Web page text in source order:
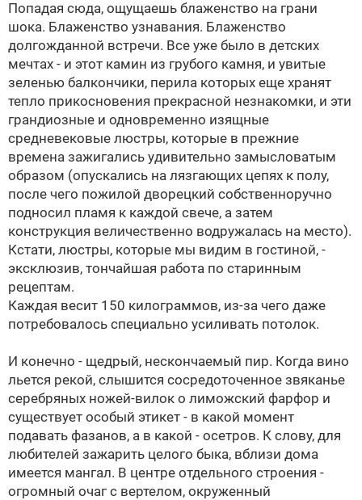
Попадая сюда, ощущаешь блаженство на грани
шока. Блаженство узнавания. Блаженство
долгожданной встречи. Все уже было в детских
мечтах - и этот камин из грубого камня, и увитые
зеленью балкончики, перила которых еще хранят
тепло прикосновения прекрасной незнакомки, и эти
грандиозные и одновременно изящные
средневековые люстры, которые в прежние
времена зажигались удивительно замысловатым
образом (опускались на лязгающих цепях к полу,
после чего пожилой дворецкий собственноручно
подносил пламя к каждой свече, а затем
конструкция величественно водружалась на место).
Кстати, люстры, которые мы видим в гостиной, -
эксклюзив, тончайшая работа по старинным
рецептам.
Каждая весит 150 килограммов, из-за чего даже
потребовалось специально усиливать потолок.
И конечно - щедрый, нескончаемый пир. Когда вино
льется рекой, слышится сосредоточенное звяканье
серебряных ножей-вилок о лиможский фарфор и
существует особый этикет - в какой момент
подавать фазанов, а в какой - осетров. К слову, для
любителей зажарить целого быка, вблизи дома
имеется мангал. В центре отдельного строения -
огромный очаг с вертелом, окруженный